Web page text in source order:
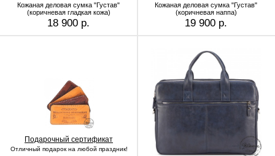
Кожаная деловая сумка "Густав"
(коричневая гладкая кожа)
18 900 р.
Кожаная деловая сумка "Густав"
(коричневая наппа)
19 900 р.
Подарочный сертификат
Отличный подарок на любой праздник!